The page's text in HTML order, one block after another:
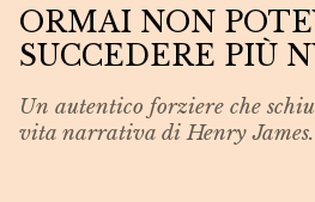
ORMAI NON
SUCCEDERE PIÙ
Un autentico forziere che
vita narrativa di Henry James.